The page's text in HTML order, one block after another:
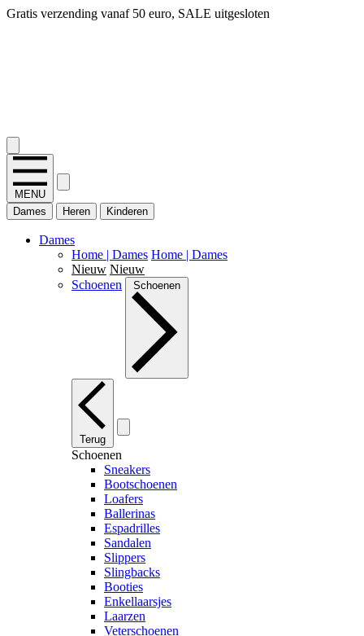
Gratis verzending vanaf 50 euro, SALE uitgesloten
MENU
Dames
Heren Kinderen
Dames
Home | Dames Home | Dames
Nieuw Nieuw
Schoenen
Schoenen
Terug
Schoenen
Sneakers
Bootschoenen
Loafers
Ballerinas
Espadrilles
Sandalen
Slippers
Slingbacks
Booties
Enkellaarsjes
Laarzen
Veterschoenen